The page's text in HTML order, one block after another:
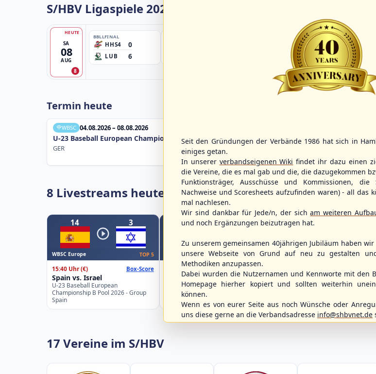
S/HBV Ligaspiele 2026
SA
08
AUG
HEUTE
8
BBLLFINAL
HHS4 0
LUB 6
BBBZL 13:00
HWS2
KIL3
Termin heute
WBSC 04.08.2026 – 08.08.2026
U-23 Baseball European Championship B Pool 2026 - Group Germany
GER
8 Livestreams heute
14 3
WBSC Europe TOP 5
15:40 Uhr(€) Box-Score
Spain vs. Israel
U-23 Baseball European
Championship B Pool 2026 - Group
Spain
1 3
WBSC Europe BOTTOM 6
16:00 Uhr(€) Box-Score
Sweden vs. Germany
U-23 Baseball European
Championship B Pool 2026 - Group
3
15:30 Uhr
Berlin Skylarks vs.
17 Vereine im S/HBV
Seit den Gründungen der Verbände 1986 hat sich in
einiges getan.
In unserer verbandseigenen Wiki findet ihr dazu einen
die Vereine, die es mal gab und die, die dazugekommen
Funktionsträger, Ausschüsse und Kommissionen,
Nachweise und Scoresheets aufzufinden waren) - all das
mal nachlesen.
Wir sind dankbar für Jede/n, der sicham weiteren
und noch Ergänzungen beizutragen hat.
Zu unserem gemeinsamen 40jährigen Jubiläum haben
unsere Webseite von Grund auf neu zu gestalten
Methodiken anzupassen.
Dabei wurden die Nutzernamen und Kennworte mit den
Homepage hierher kopiert und sollten weiterhin
können.
Wenn es von eurer Seite aus noch Wünsche oder
uns diese gerne an die Verbandsadresse info@shbvnet.de